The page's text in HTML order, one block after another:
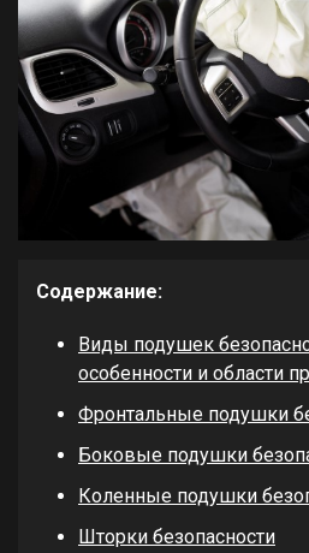
Содержание:
Виды подушек
особенности и области
Фронтальные подушки
Боковые подушки
Коленные подушки
Шторки безопасности